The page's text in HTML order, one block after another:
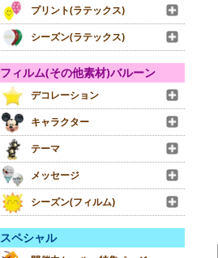
プリント(ラテックス)
シーズン(ラテックス)
フィルム(その他素材)バルーン
デコレーション
キャラクター
テーマ
メッセージ
シーズン(フィルム)
スペシャル